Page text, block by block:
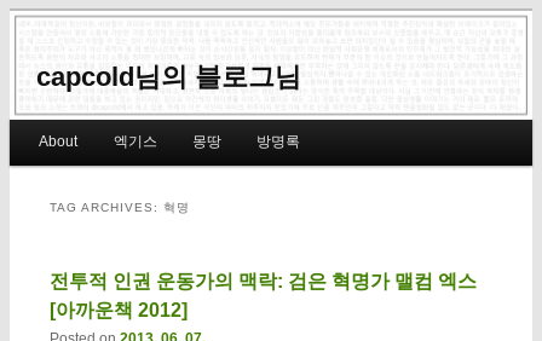
capcold님의 블로그님
Skip to primary content
Skip to secondary content
About 엑기스 몽땅 방명록
TAG ARCHIVES: 혁명
전투적 인권 운동가의 맥락: 검은 혁명가 맬컴 엑스
[아까운책 2012]